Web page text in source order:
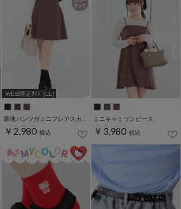
WEB限定ｻｲｽﾞ[LL]
￥2,980 税込
ミニキャミワンピース
￥3,980 税込